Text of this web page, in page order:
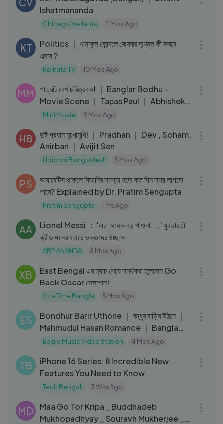
Ishatmananda
Chicago Vedanta 11 Mos Ago
KT
Politics ｜ খানাকুল কোন্দলে জেরবার তৃণমূল কী করবে
এবার？
Kolkata TV 10 Mos Ago
MM
পাত্রটি বেশ চরিত্রবান! ｜ Banglar Bodhu -
Movie Scene ｜ Tapas Paul ｜ Abhishek
Chatterjee
Mini Movie 9 Mos Ago
HB
দুই প্রধান মুখোমুখি! ｜ Pradhan ｜ Dev , Soham,
Anirban ｜ Avijit Sen
Hoichoi Bangladesh 5 Mos Ago
PS
ডায়াবেটিস থাকলে কিডনির সমস্যা হতে কত দিন সময় লাগতে
পারে? Explained by Dr. Pratim Sengupta
Pratim Sengupta 1 Yrs Ago
AA
Lionel Messi ： 'এটা অনেক বড় পাওনা...,' যুবভারতী
ক্রীড়াঙ্গনের বাইরে ভক্তদের উচ্ছাস
ABP ANANDA 8 Mos Ago
XB
East Bengal এর ম্যাচ শেষে সমর্থকরা তুললেন Go
Back Oscar স্লোগান!
Xtra Time Bangla 5 Mos Ago
ES
Bondhur Barir Uthone ｜ বন্ধুর বাড়ির উঠনে ｜
Mahmudul Hasan Romance ｜ Bangla
Song
Eagle Music Video Station 4 Mos Ago
TB
iPhone 16 Series: 8 Incredible New
Features You Need to Know
Tech Bengali 3 Wks Ago
MD
Maa Go Tor Kripa _ Buddhadeb
Mukhopadhyay _ Souravh Mukherjee _